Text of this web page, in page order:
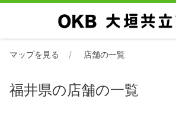
マップを見る 店舗の一覧
福井県の店舗の一覧